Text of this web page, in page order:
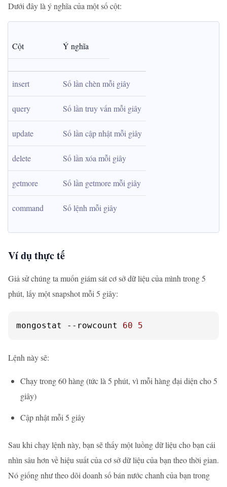
Dưới đây là ý nghĩa của một số cột:
Cột Ý nghĩa
insert Số lần chèn mỗi giây
query Số lần truy vấn mỗi giây
update Số lần cập nhật mỗi giây
delete Số lần xóa mỗi giây
getmore Số lần getmore mỗi giây
command Số lệnh mỗi giây
Ví dụ thực tế
Giả sử chúng ta muốn giám sát cơ sở dữ liệu của mình trong 5
phút, lấy một snapshot mỗi 5 giây:
mongostat --rowcount 60 5
Lệnh này sẽ:
Chạy trong 60 hàng (tức là 5 phút, vì mỗi hàng đại diện cho 5
giây)
Cập nhật mỗi 5 giây
Sau khi chạy lệnh này, bạn sẽ thấy một luồng dữ liệu cho bạn cái
nhìn sâu hơn về hiệu suất của cơ sở dữ liệu của bạn theo thời gian.
Nó giống như theo dõi doanh số bán nước chanh của bạn trong